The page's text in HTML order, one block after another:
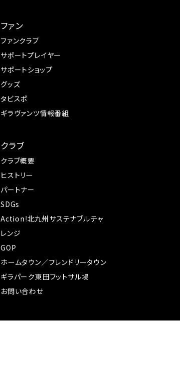
ファン
ファンクラブ
サポートプレイヤー
サポートショップ
グッズ
タビスポ
ギラヴァンツ情報番組
クラブ
クラブ概要
ヒストリー
パートナー
SDGs
Action!北九州サステナブルチャ
レンジ
GOP
ホームタウン／フレンドリータウン
ギラパーク東田フットサル場
お問い合わせ